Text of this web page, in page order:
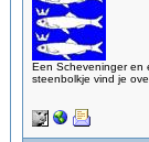
Een Scheveninger en
steenbolkje vind je